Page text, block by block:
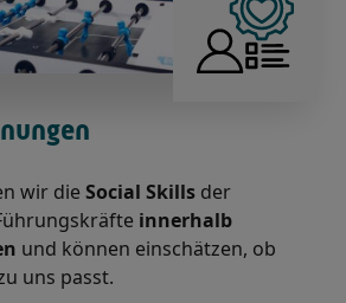
wir die Social Skills der
innerhalb
und können einschätzen, ob
uns passt.